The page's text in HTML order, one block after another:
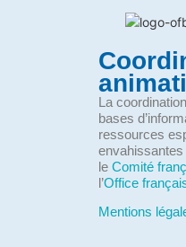
La
bases
ressources
le Comité
l’Office
Mentions